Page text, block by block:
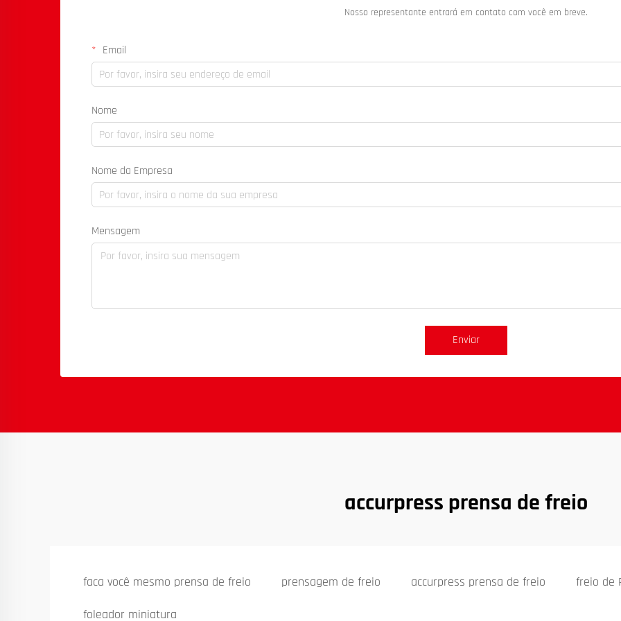
Nosso representante entrará em contato com você em breve.
Email
Nome
Nome da Empresa
Mensagem
Enviar
accurpress prensa de freio
faca você mesmo prensa de freio prensagem de freio accurpress prensa de freio freio de
foleador miniatura